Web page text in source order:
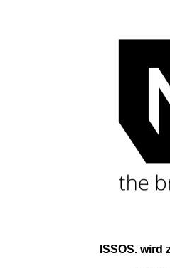
ISSOS. wird